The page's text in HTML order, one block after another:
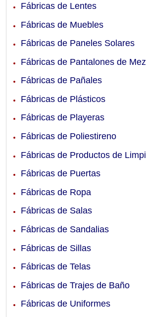
Fábricas de Lentes
Fábricas de Muebles
Fábricas de Paneles Solares
Fábricas de Pantalones de
Fábricas de Pañales
Fábricas de Plásticos
Fábricas de Playeras
Fábricas de Poliestireno
Fábricas de Productos de
Fábricas de Puertas
Fábricas de Ropa
Fábricas de Salas
Fábricas de Sandalias
Fábricas de Sillas
Fábricas de Telas
Fábricas de Trajes de Baño
Fábricas de Uniformes